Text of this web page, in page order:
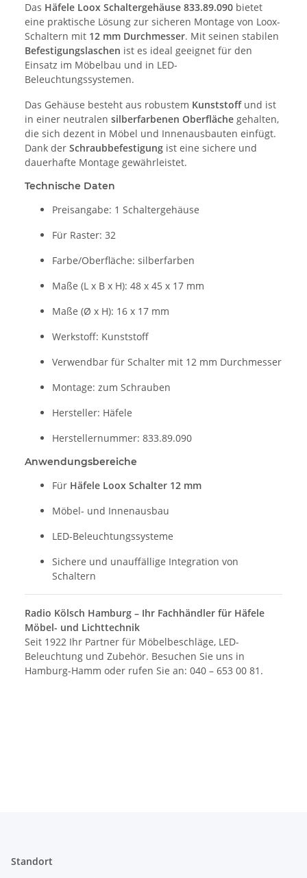
Das Häfele Loox Schaltergehäuse 833.89.090 bietet
eine praktische Lösung zur sicheren Montage von Loox-
Schaltern mit 12 mm Durchmesser. Mit seinen stabilen
Befestigungslaschen ist es ideal geeignet für den
Einsatz im Möbelbau und in LED-
Beleuchtungssystemen.
Das Gehäuse besteht aus robustem Kunststoffund ist
in einer neutralen silberfarbenen Oberfläche gehalten,
die sich dezent in Möbel und Innenausbauten einfügt.
Dank der Schraubbefestigung ist eine sichere und
dauerhafte Montage gewährleistet.
Technische Daten
Preisangabe: 1 Schaltergehäuse
Für Raster: 32
Farbe/Oberfläche: silberfarben
Maße (L x B x H): 48 x 45 x 17 mm
Maße (Ø x H): 16 x 17 mm
Werkstoff: Kunststoff
Verwendbar für Schalter mit 12 mm Durchmesser
Montage: zum Schrauben
Hersteller: Häfele
Herstellernummer: 833.89.090
Anwendungsbereiche
Für Häfele Loox Schalter 12 mm
Möbel- und Innenausbau
LED-Beleuchtungssysteme
Sichere und unauffällige Integration von
Schaltern
Radio Kölsch Hamburg – Ihr Fachhändler für Häfele
Möbel- und Lichttechnik
Seit 1922 Ihr Partner für Möbelbeschläge, LED-
Beleuchtung und Zubehör. Besuchen Sie uns in
Hamburg-Hamm oder rufen Sie an: 040 – 653 00 81.
Standort